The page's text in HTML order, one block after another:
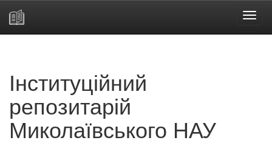
Інституційний
репозитарій
Миколаївського НАУ